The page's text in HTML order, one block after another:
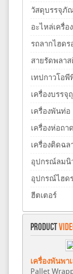
วัสดุบรรจุภั
อะไหล่เครื่อ
รถลากไฮด
สายรัดพลา
เทปกาวโอพี
เครื่องบรรจุ
เครื่องพันท่อ
เครื่องห่อถา
เครื่องติดฉ
อุปกรณ์ลมนิ
อุปกรณ์ไฮดร
ฮีตเตอร์
PRODUCT
เครื่องพันพา
Pallet